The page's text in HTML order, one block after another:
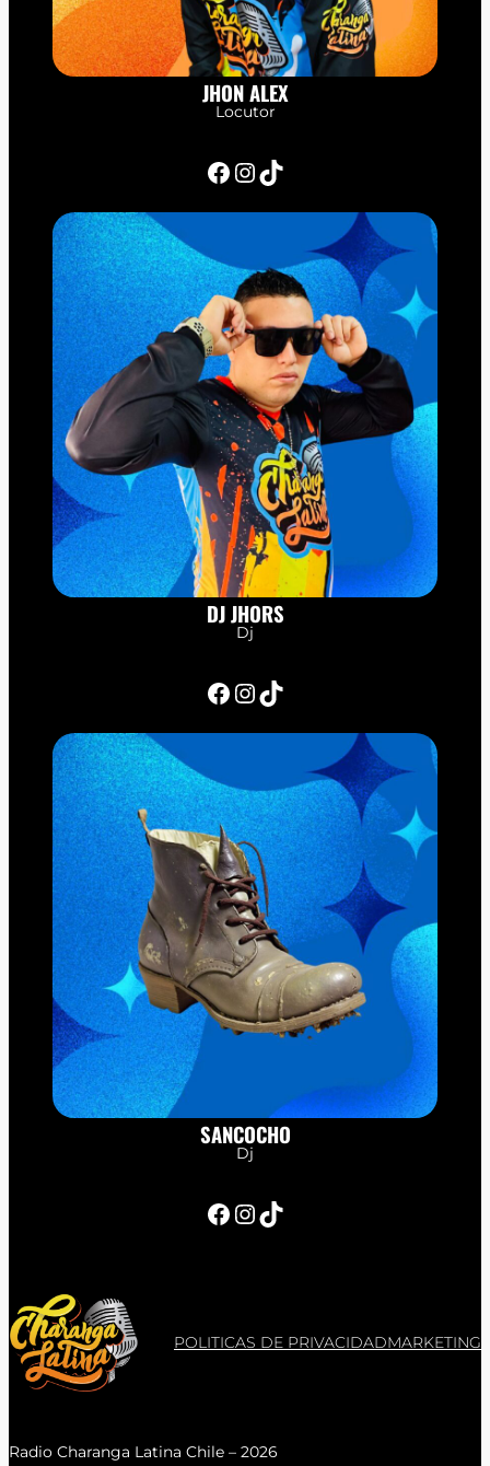
JHON ALEX
Locutor
Facebook InstagramTikTok
DJ JHORS
Dj
Facebook InstagramTikTok
SANCOCHO
Dj
Facebook InstagramTikTok
POLITICAS DE PRIVACIDADMARKETING
Radio Charanga Latina Chile – 2026